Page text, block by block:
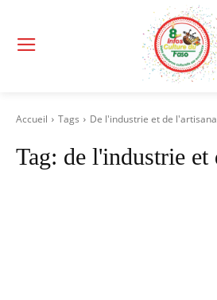
Accueil Tags De l'industrie et de
Tag: de l'industrie et